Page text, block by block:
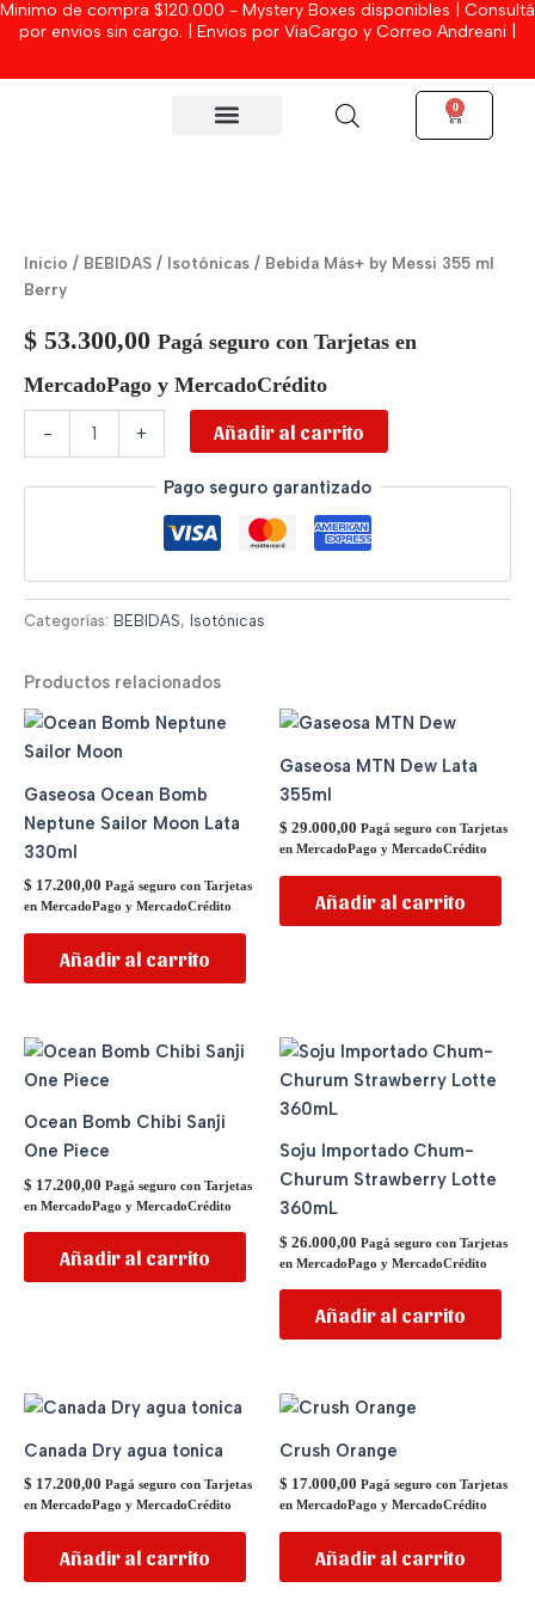
Ir
Minimo de compra $120.000 - Mystery Boxes disponibles | Consultá
por envios sin cargo. | Envios por ViaCargo y Correo Andreani |
0
Cart
Inicio / BEBIDAS / Isotónicas / Bebida Más+ by Messi 355 ml
Berry
$ 53.300,00 Pagá seguro con Tarjetas en
MercadoPago y MercadoCrédito
-
Messi
355
Berry
+ Añadir al carrito
Pago seguro garantizado
Categorías: BEBIDAS, Isotónicas
Productos relacionados
Gaseosa Ocean Bomb
Neptune Sailor Moon Lata
330ml
$ 17.200,00 Pagá seguro con Tarjetas
en MercadoPago y MercadoCrédito
Añadir al carrito
Gaseosa MTN Dew Lata
355ml
$ 29.000,00 Pagá seguro con Tarjetas
en MercadoPago y MercadoCrédito
Añadir al carrito
Ocean Bomb Chibi Sanji
One Piece
$ 17.200,00 Pagá seguro con Tarjetas
en MercadoPago y MercadoCrédito
Añadir al carrito
Soju Importado Chum-
Churum Strawberry Lotte
360mL
$ 26.000,00 Pagá seguro con Tarjetas
en MercadoPago y MercadoCrédito
Añadir al carrito
Canada Dry agua tonica
$ 17.200,00 Pagá seguro con Tarjetas
en MercadoPago y MercadoCrédito
Añadir al carrito
Crush Orange
$ 17.000,00 Pagá seguro con Tarjetas
en MercadoPago y MercadoCrédito
Añadir al carrito